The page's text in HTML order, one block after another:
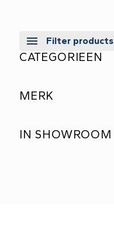
Filter products
CATEGORIEEN
MERK
IN SHOWROOM